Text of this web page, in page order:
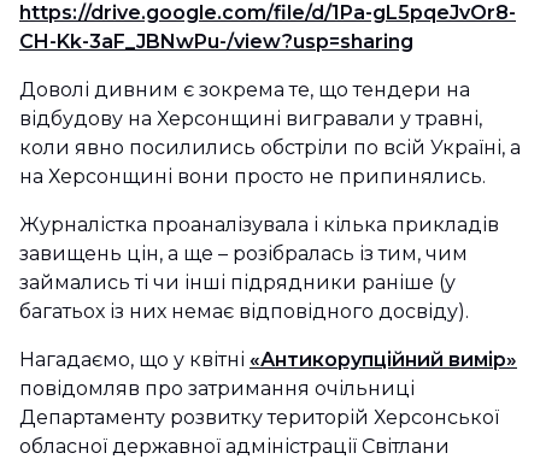
https://drive.google.com/file/d/1Pa-gL5pqeJvOr8-
CH-Kk-3aF_JBNwPu-/view?usp=sharing
Доволі дивним є зокрема те, що тендери на
відбудову на Херсонщині вигравали у травні,
коли явно посилились обстріли по всій Україні, а
на Херсонщині вони просто не припинялись.
Журналістка проаналізувала і кілька прикладів
завищень цін, а ще – розібралась із тим, чим
займались ті чи інші підрядники раніше (у
багатьох із них немає відповідного досвіду).
Нагадаємо, що у квітні «Антикорупційний вимір»
повідомляв про затримання очільниці
Департаменту розвитку територій Херсонської
обласної державної адміністрації Світлани